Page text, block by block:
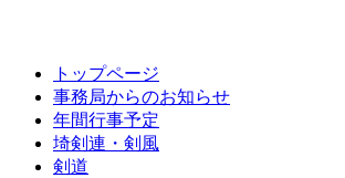
トップページ
事務局からのお知らせ
年間行事予定
埼剣連・剣風
剣道